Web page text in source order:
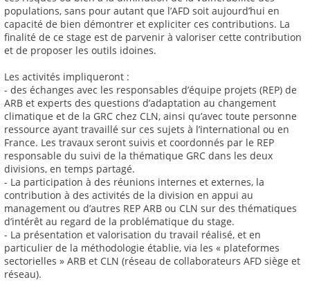
populations, sans pour autant que l’AFD soit aujourd’hui en
capacité de bien démontrer et expliciter ces contributions. La
finalité de ce stage est de parvenir à valoriser cette contribution
et de proposer les outils idoines.
Les activités impliqueront :
- des échanges avec les responsables d’équipe projets (REP) de
ARB et experts des questions d’adaptation au changement
climatique et de la GRC chez CLN, ainsi qu’avec toute personne
ressource ayant travaillé sur ces sujets à l’international ou en
France. Les travaux seront suivis et coordonnés par le REP
responsable du suivi de la thématique GRC dans les deux
divisions, en temps partagé.
- La participation à des réunions internes et externes, la
contribution à des activités de la division en appui au
management ou d’autres REP ARB ou CLN sur des thématiques
d’intérêt au regard de la problématique du stage.
- La présentation et valorisation du travail réalisé, et en
particulier de la méthodologie établie, via les « plateformes
sectorielles » ARB et CLN (réseau de collaborateurs AFD siège et
réseau).